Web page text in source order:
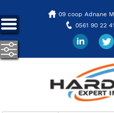
09 coop Adnane
0561 90 22